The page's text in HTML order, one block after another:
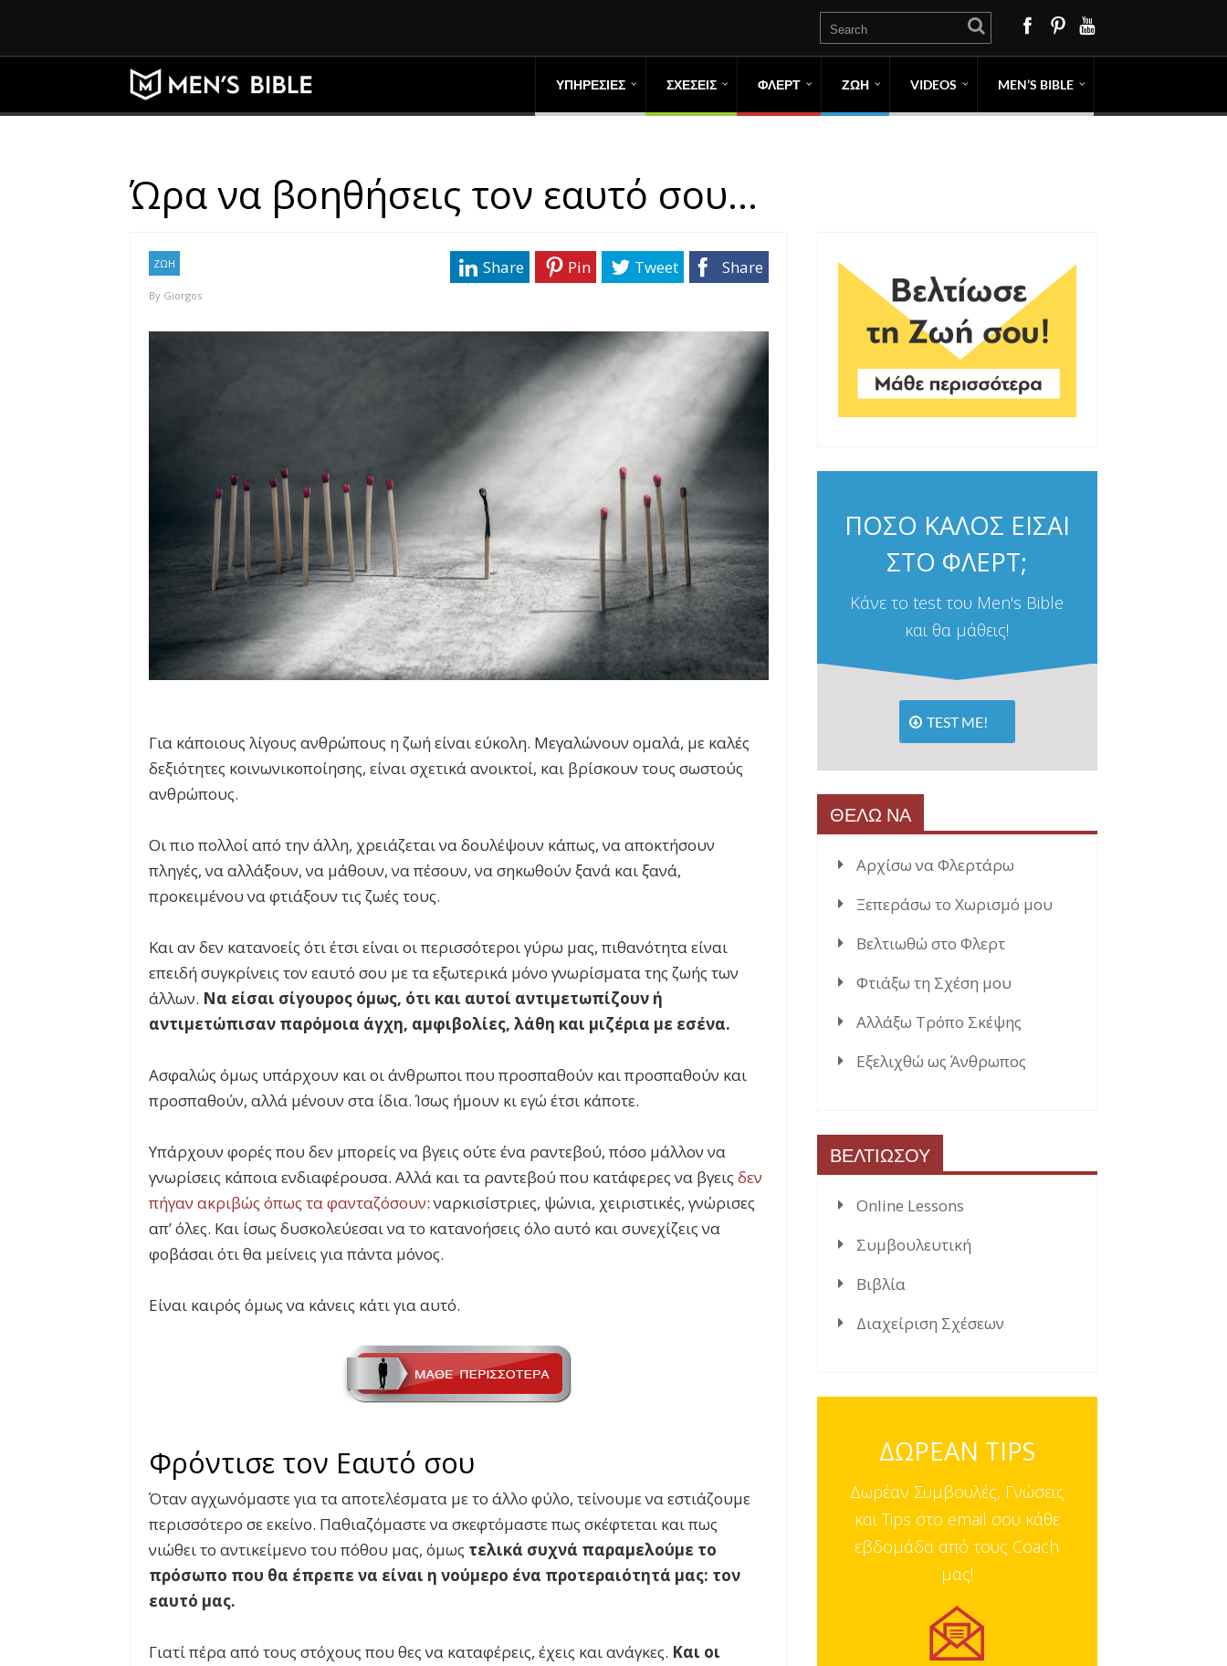
ΥΠΗΡΕΣΙΕΣ ΣΧΕΣΕΙΣ ΦΛΕΡΤ ΖΩΗ VIDEOS MEN’S BIBLE
Ώρα να βοηθήσεις τον εαυτό σου…
ΖΩΗ
By Giorgos
Share
Tweet
Pin
Share
Για κάποιους λίγους ανθρώπους η ζωή είναι εύκολη. Μεγαλώνουν ομαλά, με καλές
δεξιότητες κοινωνικοποίησης, είναι σχετικά ανοικτοί, και βρίσκουν τους σωστούς
ανθρώπους.
Οι πιο πολλοί από την άλλη, χρειάζεται να δουλέψουν κάπως, να αποκτήσουν
πληγές, να αλλάξουν, να μάθουν, να πέσουν, να σηκωθούν ξανά και ξανά,
προκειμένου να φτιάξουν τις ζωές τους.
Και αν δεν κατανοείς ότι έτσι είναι οι περισσότεροι γύρω μας, πιθανότητα είναι
επειδή συγκρίνεις τον εαυτό σου με τα εξωτερικά μόνο γνωρίσματα της ζωής των
άλλων. Να είσαι σίγουρος όμως, ότι και αυτοί αντιμετωπίζουν ή
αντιμετώπισαν παρόμοια άγχη, αμφιβολίες, λάθη και μιζέρια με εσένα.
Ασφαλώς όμως υπάρχουν και οι άνθρωποι που προσπαθούν και προσπαθούν και
προσπαθούν, αλλά μένουν στα ίδια. Ίσως ήμουν κι εγώ έτσι κάποτε.
Υπάρχουν φορές που δεν μπορείς να βγεις ούτε ένα ραντεβού, πόσο μάλλον να
γνωρίσεις κάποια ενδιαφέρουσα. Αλλά και τα ραντεβού που κατάφερες να βγεις δεν
πήγαν ακριβώς όπως τα φανταζόσουν: ναρκισίστριες, ψώνια, χειριστικές, γνώρισες
απ’ όλες. Και ίσως δυσκολεύεσαι να το κατανοήσεις όλο αυτό και συνεχίζεις να
φοβάσαι ότι θα μείνεις για πάντα μόνος.
Είναι καιρός όμως να κάνεις κάτι για αυτό.
Φρόντισε τον Εαυτό σου
Όταν αγχωνόμαστε για τα αποτελέσματα με το άλλο φύλο, τείνουμε να εστιάζουμε
περισσότερο σε εκείνο. Παθιαζόμαστε να σκεφτόμαστε πως σκέφτεται και πως
νιώθει το αντικείμενο του πόθου μας, όμως τελικά συχνά παραμελούμε το
πρόσωπο που θα έπρεπε να είναι η νούμερο ένα προτεραιότητά μας: τον
εαυτό μας.
Γιατί πέρα από τους στόχους που θες να καταφέρεις, έχεις και ανάγκες. Και οι
ΠΟΣΟ ΚΑΛΟΣ ΕΙΣΑΙ
ΣΤΟ ΦΛΕΡΤ;
Κάνε το test του Men's Bible
και θα μάθεις!
TEST ME!
ΘΕΛΩ ΝΑ
Αρχίσω να Φλερτάρω
Ξεπεράσω το Χωρισμό μου
Βελτιωθώ στο Φλερτ
Φτιάξω τη Σχέση μου
Αλλάξω Τρόπο Σκέψης
Εξελιχθώ ως Άνθρωπος
ΒΕΛΤΙΩΣΟΥ
Online Lessons
Συμβουλευτική
Βιβλία
Διαχείριση Σχέσεων
ΔΩΡΕΑΝ TIPS
Δωρέαν Συμβουλές, Γνώσεις
και Tips στο email σου κάθε
εβδομάδα από τους Coach
μας!